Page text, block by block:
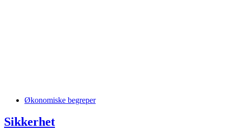
PostedØkonomiske begreper
Sikkerhet